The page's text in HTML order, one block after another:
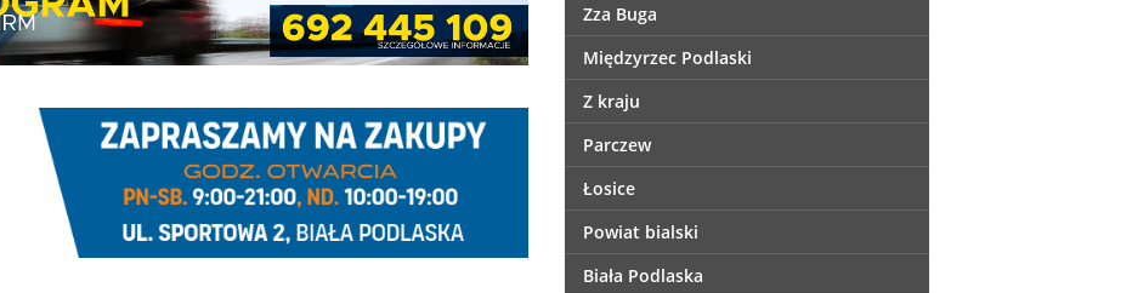
Zza Buga
Międzyrzec Podlaski
Z kraju
Parczew
Łosice
Powiat bialski
Biała Podlaska